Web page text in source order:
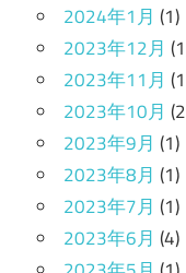
2024年1月 (1)
2023年12月
2023年11月
2023年10月
2023年9月 (1)
2023年8月 (1)
2023年7月 (1)
2023年6月 (4)